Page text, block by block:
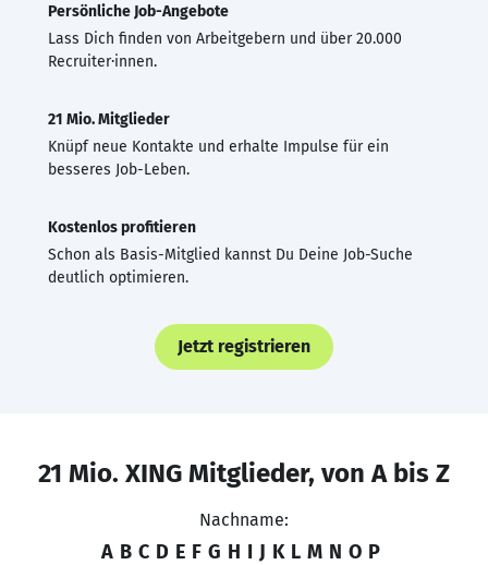
Persönliche Job-Angebote
Lass Dich finden von Arbeitgebern und über 20.000
Recruiter·innen.
21 Mio. Mitglieder
Knüpf neue Kontakte und erhalte Impulse für ein
besseres Job-Leben.
Kostenlos profitieren
Schon als Basis-Mitglied kannst Du Deine Job-Suche
deutlich optimieren.
Jetzt registrieren
21 Mio. XING Mitglieder, von A bis Z
Nachname:
A B C D E F G H I J K L M N O P